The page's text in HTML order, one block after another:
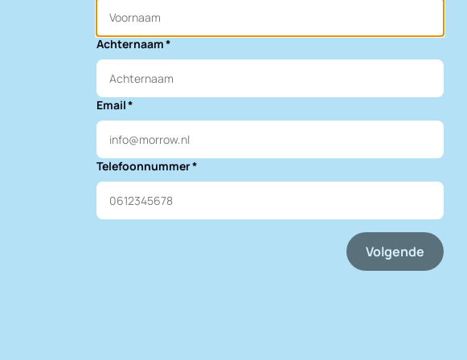
Achternaam
Email
Telefoonnummer
Volgende